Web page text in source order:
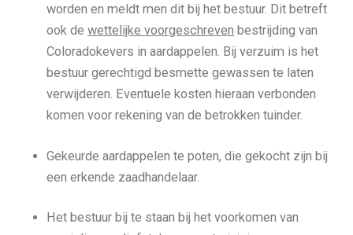
worden en meldt men dit bij het bestuur. Dit betreft
ook dewettelijke voorgeschreven bestrijding van
Coloradokevers in aardappelen. Bij verzuim is het
bestuur gerechtigd besmette gewassen te laten
verwijderen. Eventuele kosten hieraan verbonden
komen voor rekening van de betrokken tuinder.
Gekeurde aardappelen te poten, die gekocht zijn bij
een erkende zaad­handelaar.
Het bestuur bij te staan bij het voorkomen van